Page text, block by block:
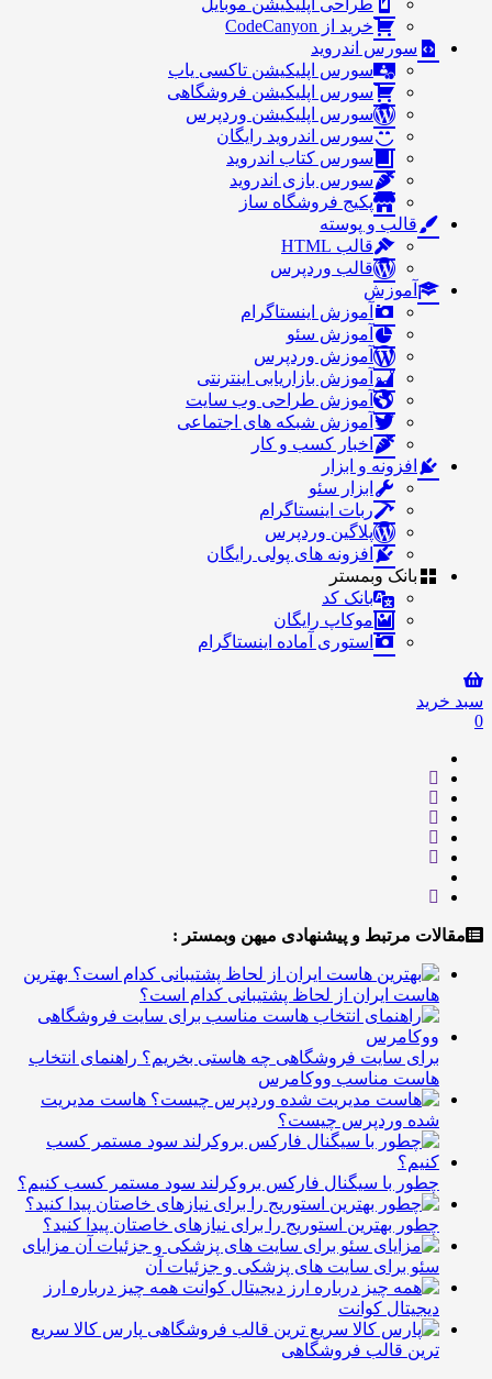
طراحی اپلیکیشن موبایل
خرید از CodeCanyon
سورس اندروید
سورس اپلیکیشن تاکسی یاب
سورس اپلیکیشن فروشگاهی
سورس اپلیکیشن وردپرس
سورس اندروید رایگان
سورس کتاب اندروید
سورس بازی اندروید
پکیج فروشگاه ساز
قالب و پوسته
قالب HTML
قالب وردپرس
آموزش
آموزش اینستاگرام
آموزش سئو
آموزش وردپرس
آموزش بازاریابی اینترنتی
آموزش طراحی وب سایت
آموزش شبکه های اجتماعی
اخبار کسب و کار
افزونه و ابزار
ابزار سئو
ربات اینستاگرام
پلاگین وردپرس
افزونه های پولی رایگان
بانک وبمستر
بانک کد
موکاپ رایگان
استوری آماده اینستاگرام
مرتبط و پیشنهادی میهن وبمستر :
بهترین
ایران از لحاظ پشتیبانی کدام است؟
سایت فروشگاهی چه هاستی بخریم؟ راهنمای انتخاب
مناسب ووکامرس
هاست مدیریت
وردپرس چیست؟
با سیگنال فارکس بروکرلند سود مستمر کسب کنیم؟
بهترین استوریج را برای نیازهای خاصتان پیدا کنید؟
مزایای
برای سایت های پزشکی و جزئیات آن
همه چیز درباره ارز
کوانت
پارس کالا سریع
قالب فروشگاهی